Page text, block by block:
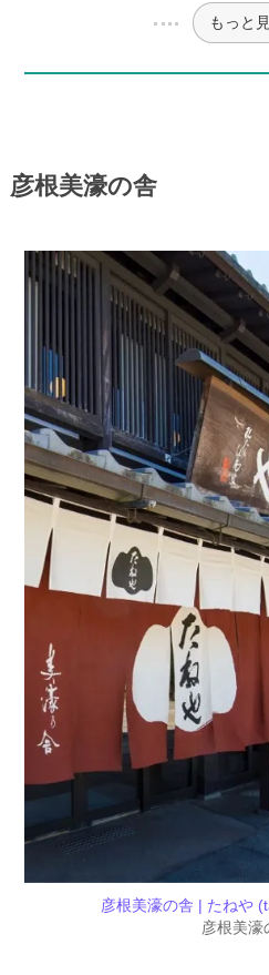
もっと
彦根美濠の舎
彦根美濠の舎 | たねや
彦根美濠